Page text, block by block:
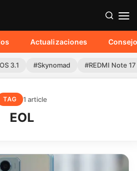
Actualizaciones
3.1 #Skynomad #REDMI Note
TAG 1 article
EOL